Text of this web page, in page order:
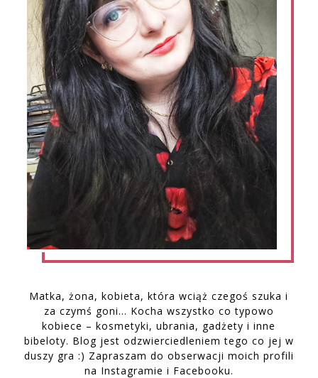
Matka, żona, kobieta, która wciąż czegoś szuka i
za czymś goni… Kocha wszystko co typowo
kobiece – kosmetyki, ubrania, gadżety i inne
bibeloty. Blog jest odzwierciedleniem tego co jej w
duszy gra :) Zapraszam do obserwacji moich profili
na Instagramie i Facebooku.